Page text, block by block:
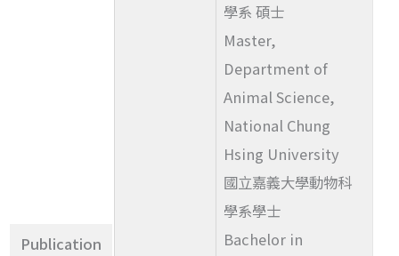
Publication
學系 碩士
Master,
Department of
Animal Science,
National Chung
Hsing University
國立嘉義大學動物科
學系學士
Bachelor in